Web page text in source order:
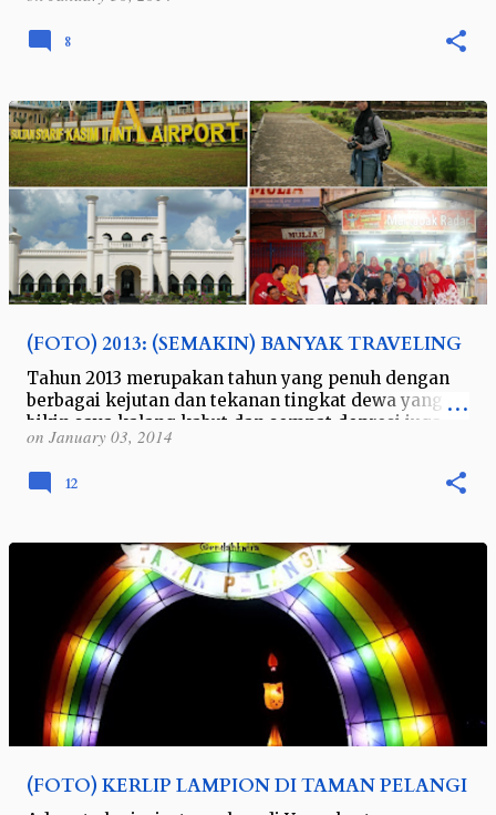
8
(FOTO) 2013: (SEMAKIN) BANYAK TRAVELING
Tahun 2013 merupakan tahun yang penuh dengan
berbagai kejutan dan tekanan tingkat dewa yang
bikin saya kalang kabut dan sempat depresi juga.
Mulai dari pekerjaan, teman, hingga ke…
on January 03, 2014
12
(FOTO) KERLIP LAMPION DI TAMAN PELANGI